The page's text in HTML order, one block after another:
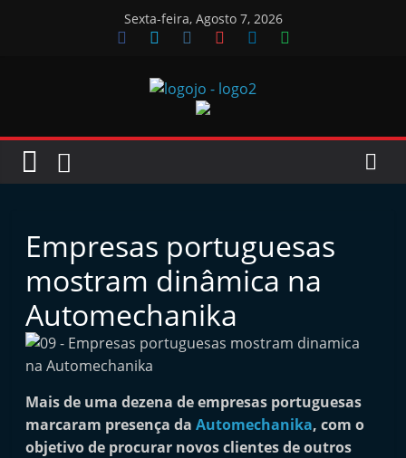
Sexta-feira, Agosto 7, 2026
Jornal
r
n
a
i
n
Empresas portuguesas
mostram dinâmica na
Automechanika
Mais de uma dezena de empresas portuguesas
marcaram presença daAutomechanika, com o
objetivo de procurar novos clientes de outros